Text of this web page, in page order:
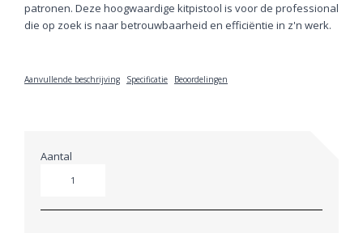
patronen. Deze hoogwaardige kitpistool is voor de professional
die op zoek is naar betrouwbaarheid en efficiëntie in z'n werk.
Aanvullende beschrijving Specificatie Beoordelingen
Aantal